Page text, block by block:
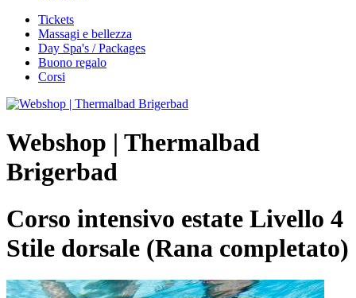
Tickets
Massagi e bellezza
Day Spa's / Packages
Buono regalo
Corsi
Webshop | Thermalbad
Brigerbad
Corso intensivo estate Livello 4
Stile dorsale (Rana completato)